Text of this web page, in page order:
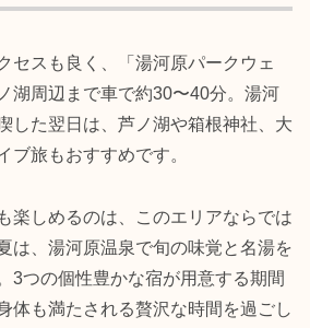
セスも良く、「湯河原パークウェ
湖周辺まで車で約30〜40分。湯河
した翌日は、芦ノ湖や箱根神社、大
ブ旅もおすすめです。
楽しめるのは、このエリアならでは
は、湯河原温泉で旬の味覚と名湯を
3つの個性豊かな宿が用意する期間
体も満たされる贅沢な時間を過ごし